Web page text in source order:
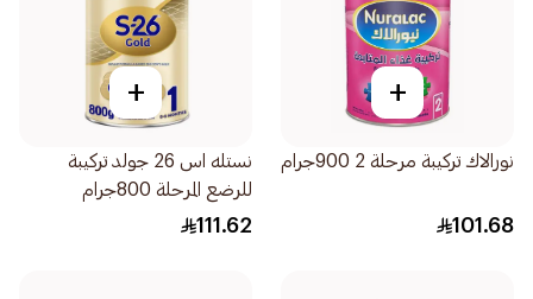
+
نورالاك تركيبة مرحلة 2 900جرام
101.68
+
نستله اس 26 جولد تركيبة
للرضع المرحلة 800جرام
111.62